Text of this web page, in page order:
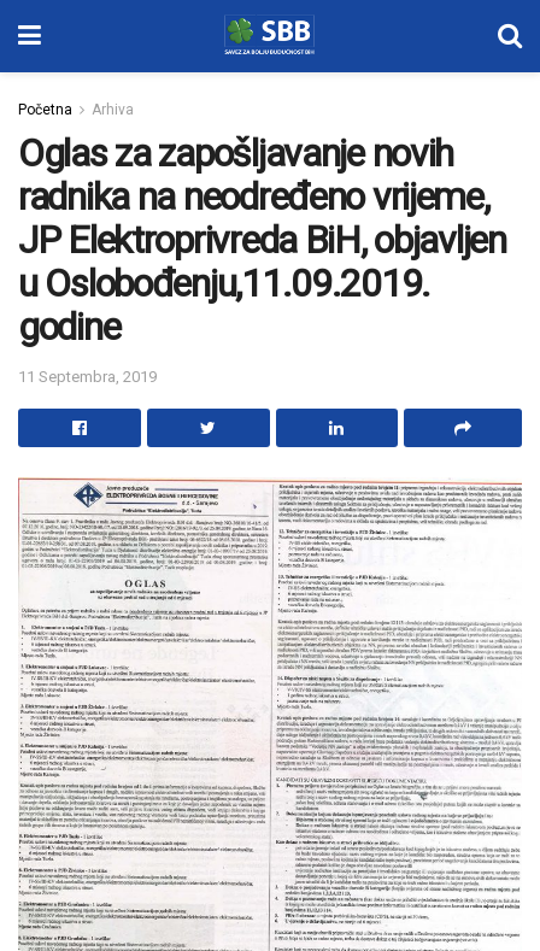
Početna Arhiva
Oglas za zapošljavanje novih
radnika na neodređeno vrijeme,
JP Elektroprivreda BiH, objavljen
u Oslobođenju,11.09.2019.
godine
11 Septembra, 2019